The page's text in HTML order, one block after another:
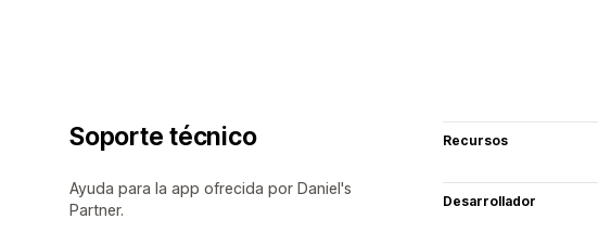
Soporte técnico
Ayuda para la app ofrecida por Daniel's
Partner.
Recursos
Desarrollador